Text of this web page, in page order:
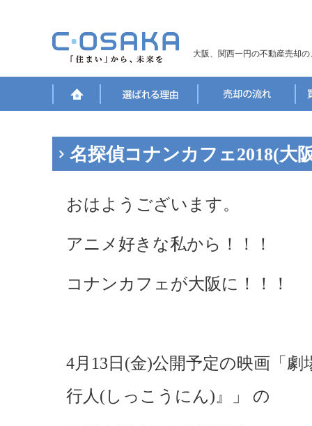
大阪、関西一円の不動産売却
名探偵コナンカフェ2018(大
おはようございます。
アニメ好きな私から！！！
コナンカフェが大阪に！！！
4月13日(金)公開予定の映画「
行人(しっこうにん)』」 の